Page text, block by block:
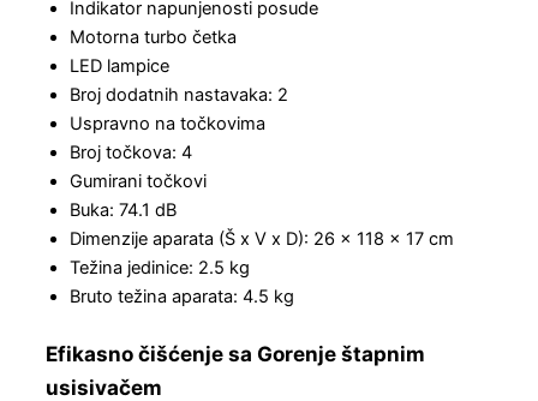
Indikator napunjenosti posude
Motorna turbo četka
LED lampice
Broj dodatnih nastavaka: 2
Uspravno na točkovima
Broj točkova: 4
Gumirani točkovi
Buka: 74.1 dB
Dimenzije aparata (Š x V x D): 26 × 118 × 17 cm
Težina jedinice: 2.5 kg
Bruto težina aparata: 4.5 kg
Efikasno čišćenje sa Gorenje štapnim
usisivačem